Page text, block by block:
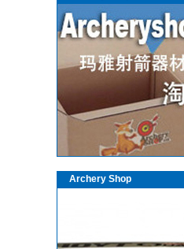
Archery Shop